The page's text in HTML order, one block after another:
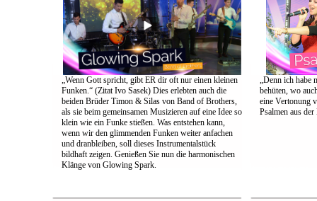
„Wenn Gott spricht, gibt ER dir oft nur einen kleinen
Funken.“ (Zitat Ivo Sasek) Dies erlebten auch die
beiden Brüder Timon & Silas von Band of Brothers,
als sie beim gemeinsamen Musizieren auf eine Idee so
klein wie ein Funke stießen. Was entstehen kann,
wenn wir den glimmenden Funken weiter anfachen
und dranbleiben, soll dieses Instrumentalstück
bildhaft zeigen. Genießen Sie nun die harmonischen
Klänge von Glowing Spark.
„Denn ich habe
behüten, wo
eine Vertonung
Psalmen aus